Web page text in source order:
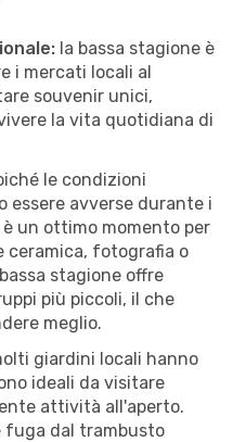
la bassa stagione è
i mercati locali al
souvenir unici,
la vita quotidiana di
le condizioni
essere avverse durante i
un ottimo momento per
ceramica, fotografia o
stagione offre
più piccoli, il che
meglio.
giardini locali hanno
ideali da visitare
attività all'aperto.
fuga dal trambusto